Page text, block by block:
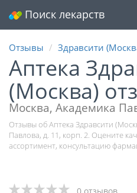
Поиск лекарств
Отзывы Здравсити
Аптека
(Москва)
Москва, Академика
Отзывы об Аптека Здравсити
Павлова, д. 11, корп. 2. Оцените
ассортимент, консультацию